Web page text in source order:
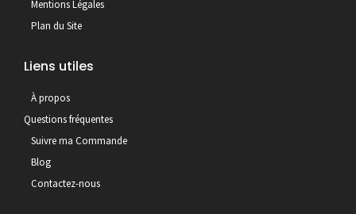
Mentions Légales
Plan du Site
Liens utiles
À propos
Questions fréquentes
Suivre ma Commande
Blog
Contactez-nous